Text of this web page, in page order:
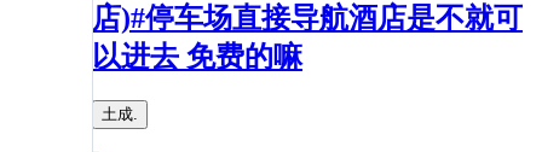
店)#停车场直接导航酒店是不就可
以进去 免费的嘛
土成.